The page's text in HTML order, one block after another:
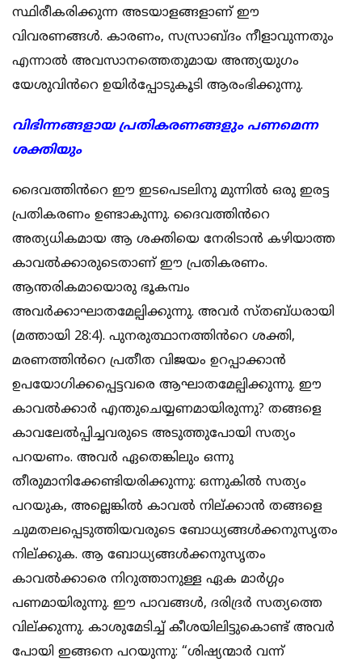
സ്ഥിരീകരിക്കുന്ന അടയാളങ്ങളാണ് ഈ
വിവരണങ്ങൾ. കാരണം, സസ്രാബ്ദം നീളാവുന്നതും
എന്നാൽ അവസാനത്തെതുമായ അന്ത്യയുഗം
യേശുവിൻറെ ഉയിർപ്പോടുകൂടി ആരംഭിക്കുന്നു.
വിഭിന്നങ്ങളായ പ്രതികരണങ്ങളും പണമെന്ന
ശക്തിയും
ദൈവത്തിൻറെ ഈ ഇടപെടലിനു മുന്നിൽ ഒരു ഇരട്ട
പ്രതികരണം ഉണ്ടാകുന്നു. ദൈവത്തിൻറെ
അത്യധികമായ ആ ശക്തിയെ നേരിടാൻ കഴിയാത്ത
കാവൽക്കാരുടെതാണ് ഈ പ്രതികരണം.
ആന്തരികമായൊരു ഭൂകമ്പം
അവർക്കാഘാതമേല്പിക്കുന്നു. അവർ സ്തബ്ധരായി
(മത്തായി 28:4). പുനരുത്ഥാനത്തിൻറെ ശക്തി,
മരണത്തിൻറെ പ്രതീത വിജയം ഉറപ്പാക്കാൻ
ഉപയോഗിക്കപ്പെട്ടവരെ ആഘാതമേല്പിക്കുന്നു. ഈ
കാവൽക്കാർ എന്തുചെയ്യണമായിരുന്നു? തങ്ങളെ
കാവലേൽപ്പിച്ചവരുടെ അടുത്തുപോയി സത്യം
പറയണം. അവർ ഏതെങ്കിലും ഒന്നു
തീരുമാനിക്കേണ്ടിയരിക്കുന്നു: ഒന്നുകിൽ സത്യം
പറയുക, അല്ലെങ്കിൽ കാവൽ നില്ക്കാൻ തങ്ങളെ
ചുമതലപ്പെടുത്തിയവരുടെ ബോധ്യങ്ങൾക്കനുസൃതം
നില്ക്കുക. ആ ബോധ്യങ്ങൾക്കനുസൃതം
കാവൽക്കാരെ നിറുത്താനുള്ള ഏക മാർഗ്ഗം
പണമായിരുന്നു. ഈ പാവങ്ങൾ, ദരിദ്രർ സത്യത്തെ
വില്ക്കുന്നു. കാശുമേടിച്ച് കീശയിലിട്ടുകൊണ്ട് അവർ
പോയി ഇങ്ങനെ പറയുന്നു: “ശിഷ്യന്മാർ വന്ന്